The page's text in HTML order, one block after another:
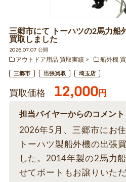
三郷市にて トーハツの2馬力船
買取しました
2026.07.07 公開
アウトドア用品 買取実績
船外機
三郷市 出張買取 埼玉店
買取価格 12,000円
担当バイヤーからのコメント
2026年5月、三郷市にお
トーハツ製船外機の出張
した。2014年製の2馬力
せてボートもお譲りいた